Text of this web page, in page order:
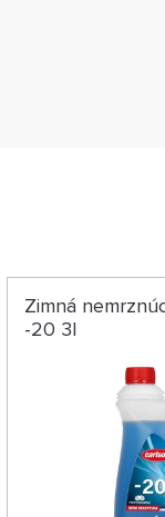
Zimná
-20 3l